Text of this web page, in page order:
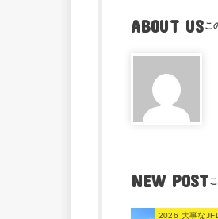
ABOUT US
NEW POST
2026 大事な